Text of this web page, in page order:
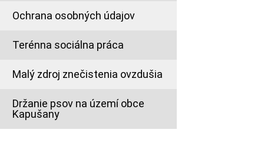
Ochrana osobných údajov
Terénna sociálna práca
Malý zdroj znečistenia ovzdušia
Držanie psov na území obce
Kapušany